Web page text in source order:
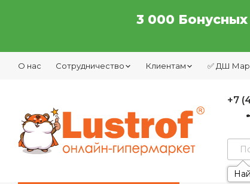
3 000
О нас Сотрудничество Клиентам ✅ ДШ
+7